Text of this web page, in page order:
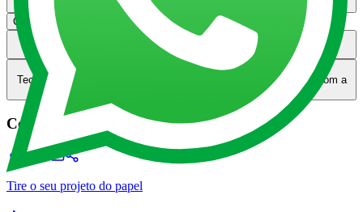
Ciclo de vida de uma APICiclo de vida de uma API
Quais ferramentas fazem parte do desenvolvimento de APIs?
Quais
ferramentas fazem parte do desenvolvimento de APIs?
Precisa de uma API para a sua organização? Conte com a BIX
Tecnologia!
Precisa de uma API para a sua organização? Conte com a
Compartilhar
Tire o seu projeto do papel